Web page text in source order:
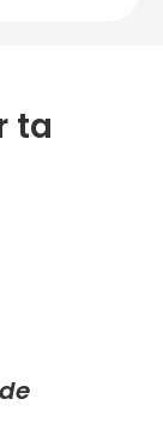
ta